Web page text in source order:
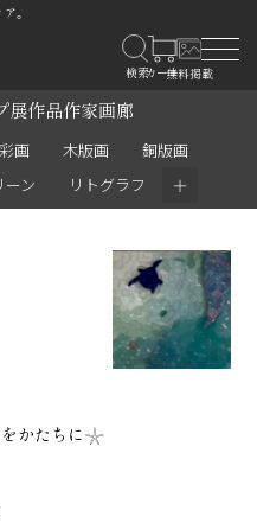
。
展作品作家画廊
画 木版画
銅版画
ーン リトグラフ ＋
をかたちに𓇼